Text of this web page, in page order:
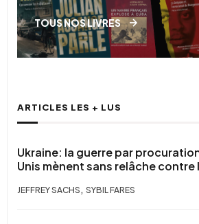
TOUS NOS LIVRES
ARTICLES LES + LUS
Ukraine: la guerre par
Unis mènent sans relâche contre
JEFFREY SACHS , SYBIL FARES